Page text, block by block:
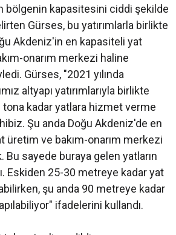
bölgenin kapasitesini ciddi şekilde
Gürses, bu yatırımlarla birlikte
Akdeniz'in en kapasiteli yat
onarım merkezi haline
Gürses, "2021 yılında
altyapı yatırımlarıyla birlikte
tona kadar yatlara hizmet verme
Şu anda Doğu Akdeniz'de en
üretim ve bakım-onarım merkezi
Bu sayede buraya gelen yatların
Eskiden 25-30 metreye kadar yat
şu anda 90 metreye kadar
ifadelerini kullandı.